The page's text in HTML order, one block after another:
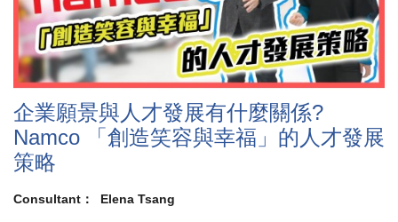
企業願景與人才發展有什麼關係?
Namco 「創造笑容與幸福」的人才發展
策略
Consultant： Elena Tsang